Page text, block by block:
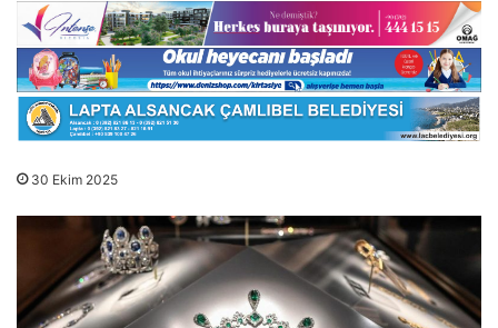
30 Ekim 2025